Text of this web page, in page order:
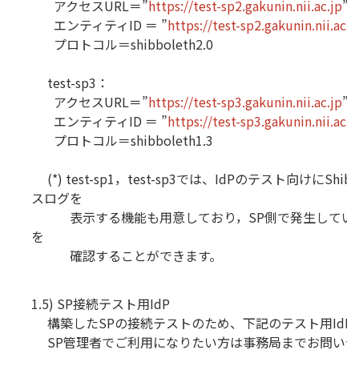
アクセスURL＝”https://test-sp2.gakunin.nii.ac.jp”
エンティティID ＝ ”https://test-
プロトコル＝shibboleth2.0
test-sp3：
アクセスURL＝”https://test-sp3.gakunin.nii.ac.jp”
エンティティID ＝ ”https://test-
プロトコル＝shibboleth1.3
(*) test-sp1，test-sp3では、IdPのテスト向けに
スログを
表示する機能も用意しており，SP側で発生してい
を
確認することができます。
1.5) SP接続テスト用IdP
構築したSPの接続テストのため、下記のテスト用IdP
SP管理者でご利用になりたい方は事務局までお問い